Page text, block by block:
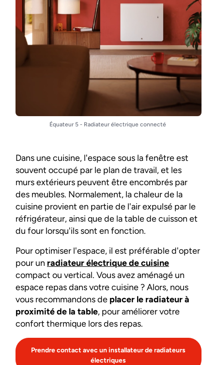
Équateur 5 - Radiateur électrique connecté
Dans une cuisine, l'espace sous la fenêtre est
souvent occupé par le plan de travail, et les
murs extérieurs peuvent être encombrés par
des meubles. Normalement, la chaleur de la
cuisine provient en partie de l'air expulsé par le
réfrigérateur, ainsi que de la table de cuisson et
du four lorsqu'ils sont en fonction.
Pour optimiser l'espace, il est préférable d'opter
pour un radiateur électrique de cuisine
compact ou vertical. Vous avez aménagé un
espace repas dans votre cuisine ? Alors, nous
vous recommandons de placer le radiateur à
proximité de la table, pour améliorer votre
confort thermique lors des repas.
Prendre contact avec un installateur de radiateurs
électriques